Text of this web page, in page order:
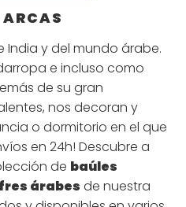
ARCAS
India y del mundo árabe.
e incluso como
de su gran
nos decoran y
o dormitorio en el que
en 24h! Descubre a
de baúles
árabes de nuestra